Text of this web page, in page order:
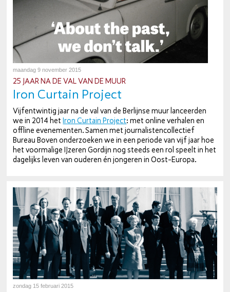
maandag 9 november 2015
25 JAAR NA DE VAL VAN DE MUUR
Iron Curtain Project
Vijf­en­twin­tig jaar na de val van de Berlijnse muur lan­ceer­den
we in 2014 hetIron Curtain Project: met online verhalen en
offline eve­ne­men­ten. Samen met jour­na­lis­ten­col­lec­tief
Bureau Boven on­der­zoe­ken we in een periode van vijf jaar hoe
het voor­ma­li­ge IJzeren Gordijn nog steeds een rol speelt in het
dagelijks leven van ouderen én jongeren in Oost-Eu­ro­pa.
zondag 15 februari 2015